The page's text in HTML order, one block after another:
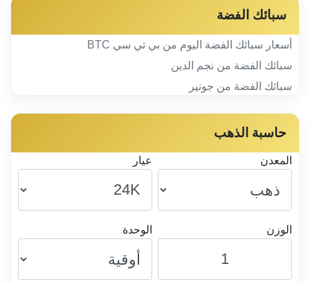
سبائك الفضة
أسعار سبائك الفضة اليوم من بي تي سي BTC
سبائك الفضة من نجم الدين
سبائك الفضة من جونير
حاسبة الذهب
المعدن عيار
الوزن الوحدة